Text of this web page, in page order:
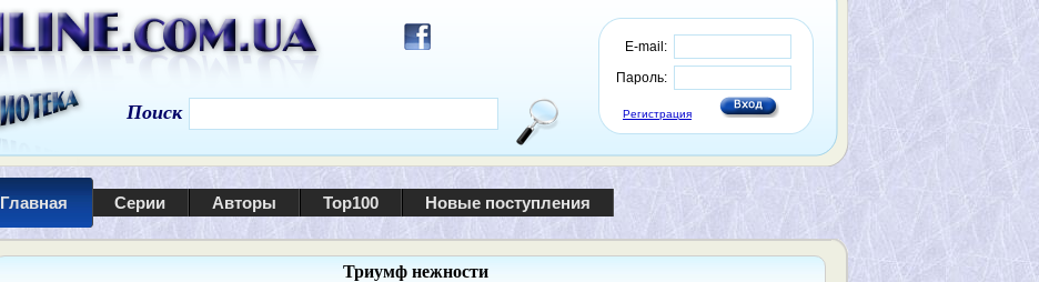
E-mail:
Пароль:
Регистрация
Поиск
Главная Серии Авторы Top100 Новые поступления
Триумф нежности